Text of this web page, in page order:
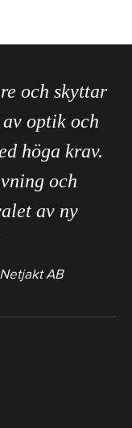
och skyttar
optik och
höga krav.
och
av ny
Netjakt AB